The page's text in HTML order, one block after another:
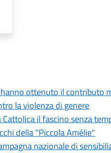
ottenuto il contributo
la violenza di genere
il fascino senza
della "Piccola Amélie"
nazionale di